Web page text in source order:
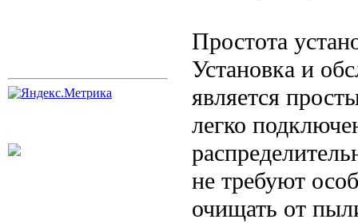
Простота
Установка и
является
легко
не требуют
очищать от